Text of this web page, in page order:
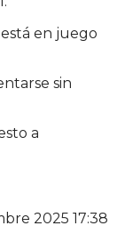
en juego
sin
a
2025 17:38